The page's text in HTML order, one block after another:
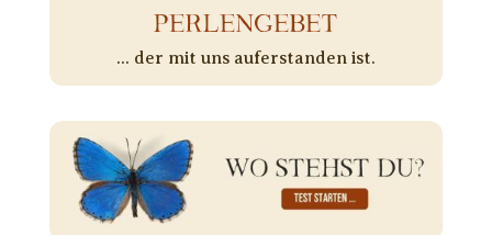
PERLENGEBET
... der mit uns auferstanden ist.